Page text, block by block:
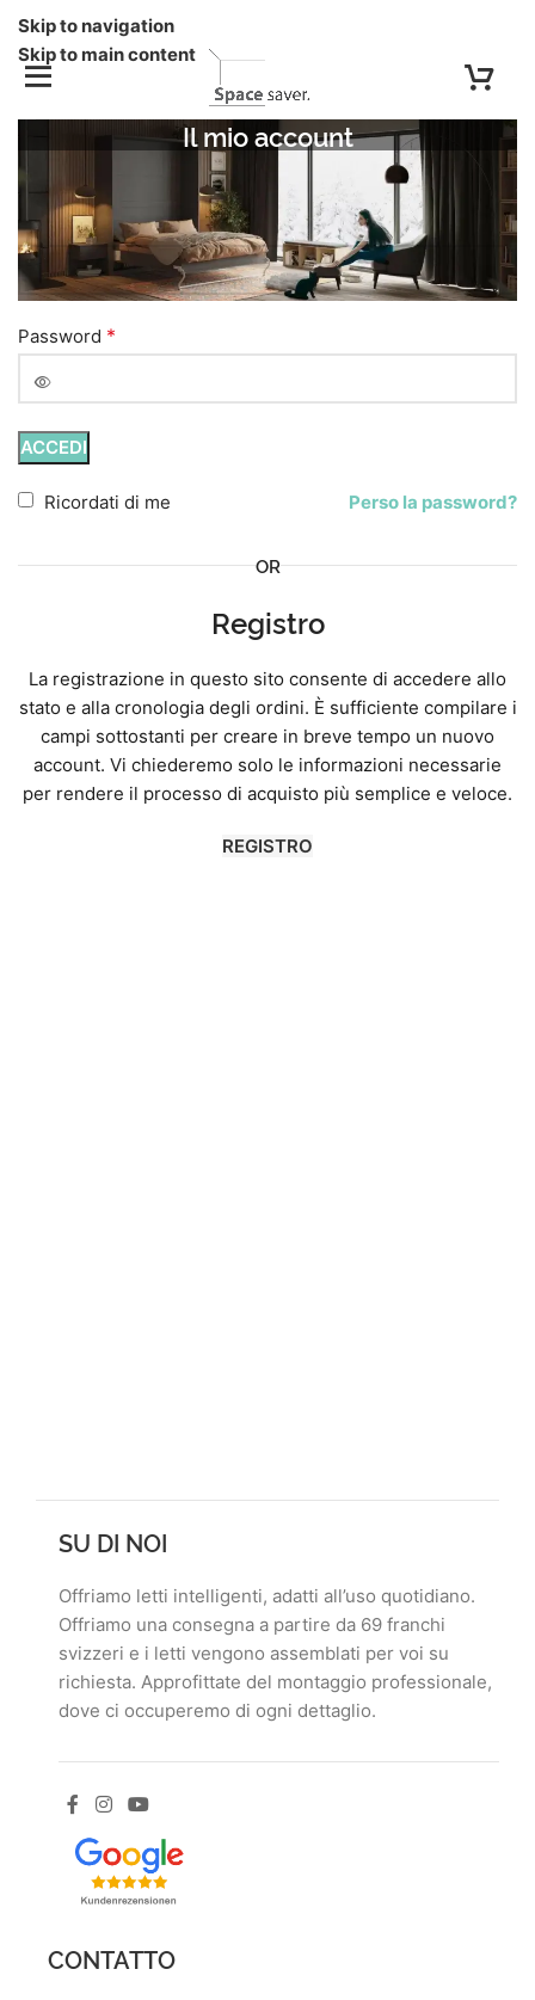
Skip to navigation
Skip to main content
Il mio account
Accedi
Nome utente o indirizzo email *
Password *
ACCEDI
Perso la password?
Ricordati di me
OR
Registro
La registrazione in questo sito consente di accedere allo
stato e alla cronologia degli ordini. È sufficiente compilare i
campi sottostanti per creare in breve tempo un nuovo
account. Vi chiederemo solo le informazioni necessarie
per rendere il processo di acquisto più semplice e veloce.
REGISTRO
SU DI NOI
Offriamo letti intelligenti, adatti all’uso quotidiano.
Offriamo una consegna a partire da 69 franchi
svizzeri e i letti vengono assemblati per voi su
richiesta. Approfittate del montaggio professionale,
dove ci occuperemo di ogni dettaglio.
CONTATTO